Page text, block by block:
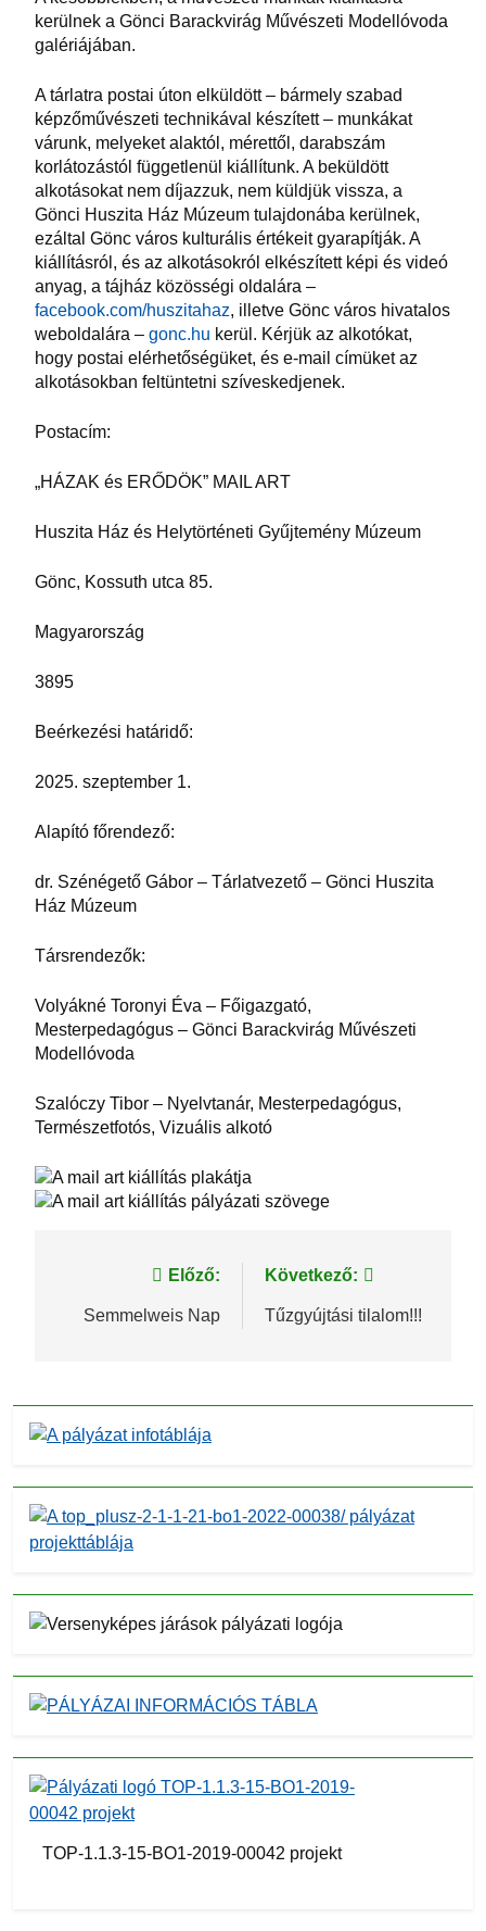
kerülnek a Gönci Barackvirág Művészeti Modellóvoda
galériájában.
A tárlatra postai úton elküldött – bármely szabad
képzőművészeti technikával készített – munkákat
várunk, melyeket alaktól, mérettől, darabszám
korlátozástól függetlenül kiállítunk. A beküldött
alkotásokat nem díjazzuk, nem küldjük vissza, a
Gönci Huszita Ház Múzeum tulajdonába kerülnek,
ezáltal Gönc város kulturális értékeit gyarapítják. A
kiállításról, és az alkotásokról elkészített képi és videó
anyag, a tájház közösségi oldalára –
facebook.com/huszitahaz, illetve Gönc város hivatalos
weboldalára – gonc.hu kerül. Kérjük az alkotókat,
hogy postai elérhetőségüket, és e-mail címüket az
alkotásokban feltüntetni szíveskedjenek.
Postacím:
„HÁZAK és ERŐDÖK” MAIL ART
Huszita Ház és Helytörténeti Gyűjtemény Múzeum
Gönc, Kossuth utca 85.
Magyarország
3895
Beérkezési határidő:
2025. szeptember 1.
Alapító főrendező:
dr. Szénégető Gábor – Tárlatvezető – Gönci Huszita
Ház Múzeum
Társrendezők:
Volyákné Toronyi Éva – Főigazgató,
Mesterpedagógus – Gönci Barackvirág Művészeti
Modellóvoda
Szalóczy Tibor – Nyelvtanár, Mesterpedagógus,
Természetfotós, Vizuális alkotó
Bejegyzés
navigáció
Előző:
Semmelweis Nap
Következő:
Tűzgyújtási tilalom!!!
TOP-1.1.3-15-BO1-2019-00042 projekt